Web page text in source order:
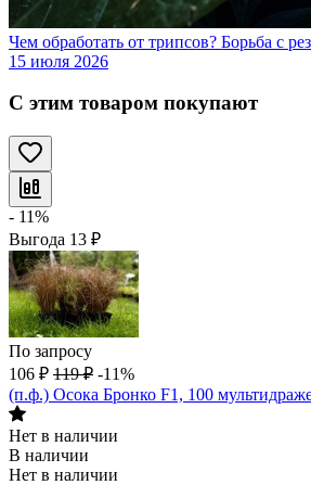
Чем обработать от трипсов? Борьба с
15 июля 2026
С этим товаром покупают
- 11%
Выгода 13 ₽
По запросу
106 ₽ 119 ₽ -11%
(п.ф.) Осока Бронко F1, 100
Нет в наличии
В наличии
Нет в наличии